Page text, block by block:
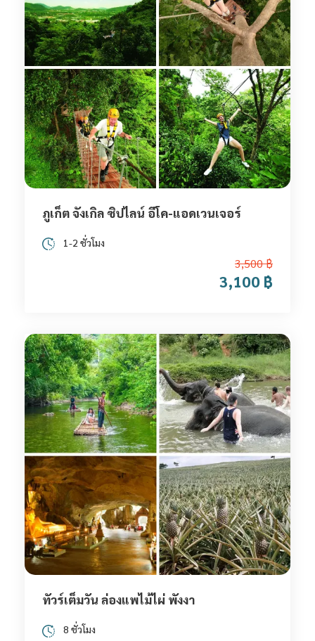
ภูเก็ต จังเกิล ซิปไลน์ อีโค-แอดเวนเจอร์
3,500 ฿
3,100 ฿
1-2 ชั่วโมง
ทัวร์เต็มวัน ล่องแพไม้ไผ่ พังงา
8 ชั่วโมง